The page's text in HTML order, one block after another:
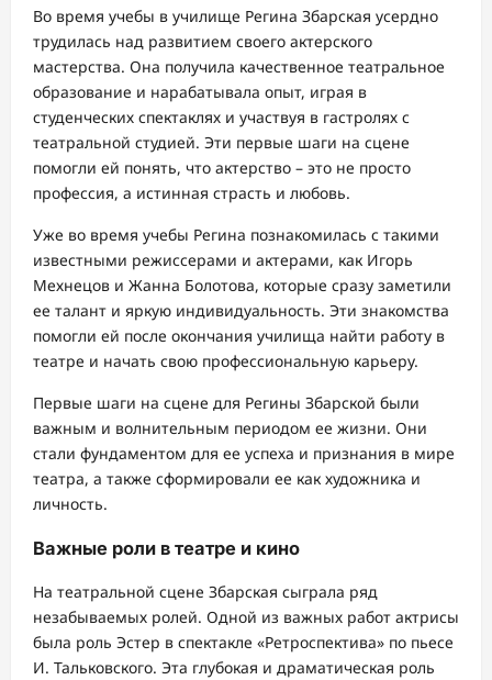
Во время учебы в училище Регина Збарская усердно
трудилась над развитием своего актерского
мастерства. Она получила качественное театральное
образование и нарабатывала опыт, играя в
студенческих спектаклях и участвуя в гастролях с
театральной студией. Эти первые шаги на сцене
помогли ей понять, что актерство – это не просто
профессия, а истинная страсть и любовь.
Уже во время учебы Регина познакомилась с такими
известными режиссерами и актерами, как Игорь
Мехнецов и Жанна Болотова, которые сразу заметили
ее талант и яркую индивидуальность. Эти знакомства
помогли ей после окончания училища найти работу в
театре и начать свою профессиональную карьеру.
Первые шаги на сцене для Регины Збарской были
важным и волнительным периодом ее жизни. Они
стали фундаментом для ее успеха и признания в мире
театра, а также сформировали ее как художника и
личность.
Важные роли в театре и кино
На театральной сцене Збарская сыграла ряд
незабываемых ролей. Одной из важных работ актрисы
была роль Эстер в спектакле «Ретроспектива» по пьесе
И. Тальковского. Эта глубокая и драматическая роль